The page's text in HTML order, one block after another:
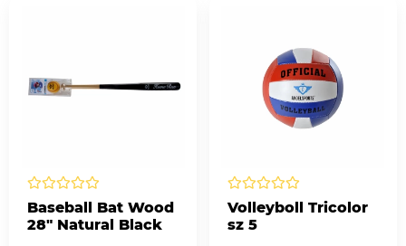
Baseball Bat Wood
28" Natural Black
Volleyboll Tricolor
sz 5